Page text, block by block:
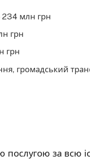
234 млн грн
грн
грн
громадський
за всю